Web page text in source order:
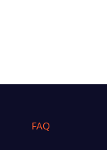
FAQ